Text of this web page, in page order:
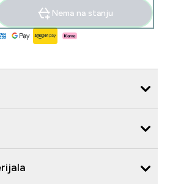
Nema na stanju